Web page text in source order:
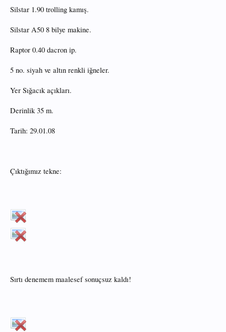
Silstar 1.90 trolling kamış.
Silstar A50 8 bilye makine.
Raptor 0.40 dacron ip.
5 no. siyah ve altın renkli iğneler.
Yer Sığacık açıkları.
Derinlik 35 m.
Tarih: 29.01.08
Çıktığımız tekne:
Sırtı denemem maalesef sonuçsuz kaldı!